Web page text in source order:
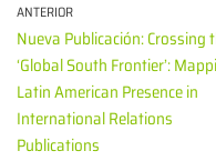
ANTERIOR
Nueva Publicación: Crossing
‘Global South Frontier’:
Latin American Presence in
International Relations
Publications